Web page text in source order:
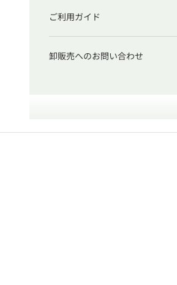
ご利用ガイド
卸販売へのお問い合わせ